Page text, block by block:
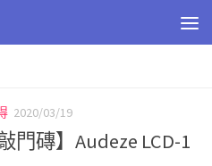
2020/03/19
門磚】Audeze LCD-1